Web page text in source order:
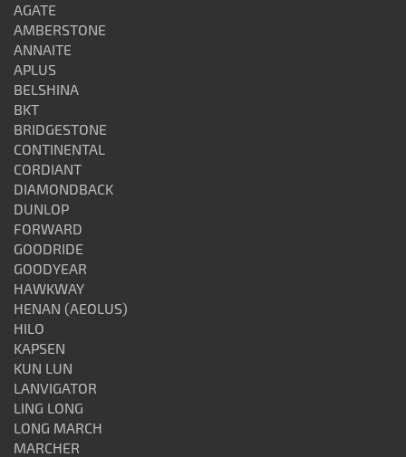
AGATE
AMBERSTONE
ANNAITE
APLUS
BELSHINA
BKT
BRIDGESTONE
CONTINENTAL
CORDIANT
DIAMONDBACK
DUNLOP
FORWARD
GOODRIDE
GOODYEAR
HAWKWAY
HENAN (AEOLUS)
HILO
KAPSEN
KUN LUN
LANVIGATOR
LING LONG
LONG MARCH
MARCHER